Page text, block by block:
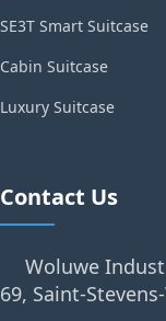
SE3T Smart Suitcase
Cabin Suitcase
Luxury Suitcase
Contact Us
Woluwe
69, Saint-